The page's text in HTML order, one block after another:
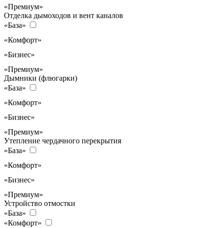
«Премиум»
Отделка дымоходов и вент каналов
«База»
«Комфорт»
«Бизнес»
«Премиум»
Дымники (флюгарки)
«База»
«Комфорт»
«Бизнес»
«Премиум»
Утепление чердачного перекрытия
«База»
«Комфорт»
«Бизнес»
«Премиум»
Устройство отмостки
«База»
«Комфорт»